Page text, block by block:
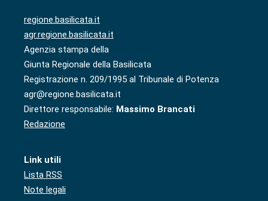
regione.basilicata.it
agr.regione.basilicata.it
Agenzia stampa della
Giunta Regionale della Basilicata
Registrazione n. 209/1995 al Tribunale di Potenza
agr@regione.basilicata.it
Direttore responsabile: Massimo Brancati
Redazione
Link utili
Lista RSS
Note legali